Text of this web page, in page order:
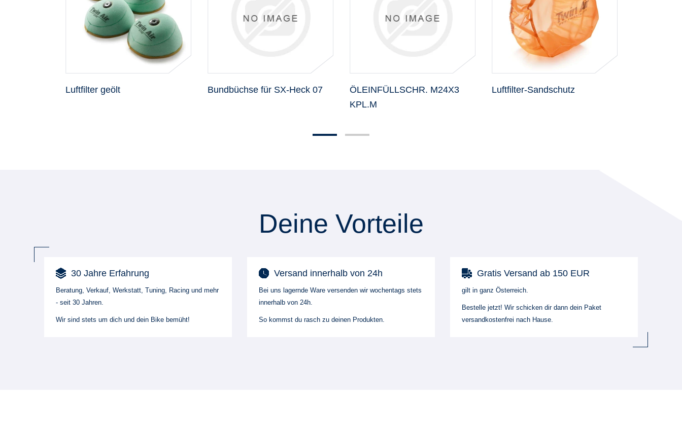
Luftfilter geölt Bundbüchse für SX-Heck 07
ÖLEINFÜLLSCHR. M24X3
KPL.M
Luftfilter-Sandschutz
Deine Vorteile
30 Jahre Erfahrung
Beratung, Verkauf, Werkstatt, Tuning, Racing und mehr
- seit 30 Jahren.
Wir sind stets um dich und dein Bike bemüht!
Versand innerhalb von 24h
Bei uns lagernde Ware versenden wir wochentags stets
innerhalb von 24h.
So kommst du rasch zu deinen Produkten.
Gratis Versand ab 150 EUR
gilt in ganz Österreich.
Bestelle jetzt! Wir schicken dir dann dein Paket
versandkostenfrei nach Hause.